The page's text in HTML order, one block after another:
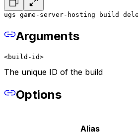
ugs game-server-hosting build
Arguments
<build-id>
The unique ID of the build
Options
Alias